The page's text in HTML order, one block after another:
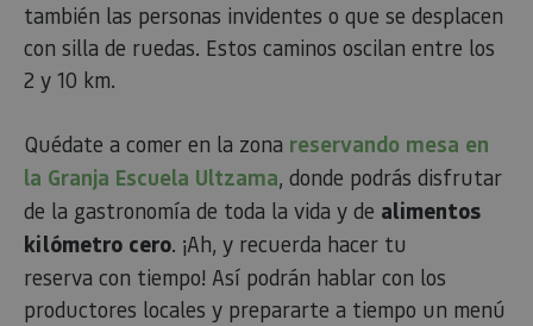
también las personas invidentes o que se desplacen
con silla de ruedas. Estos caminos oscilan entre los
2 y 10 km.
Quédate a comer en la zona reservando mesa en
la Granja Escuela Ultzama, donde podrás disfrutar
de la gastronomía de toda la vida y de alimentos
kilómetro cero. ¡Ah, y recuerda hacer tu
reserva con tiempo! Así podrán hablar con los
productores locales y prepararte a tiempo un menú